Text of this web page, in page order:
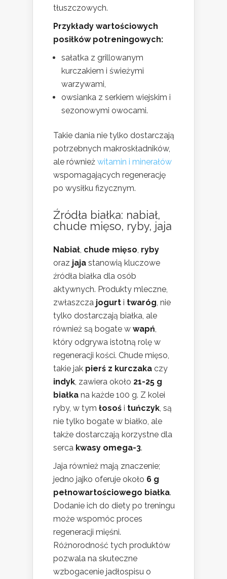
tłuszczowych.
Przykłady wartościowych
posiłków potreningowych:
sałatka z grillowanym
kurczakiem i świeżymi
warzywami,
owsianka z serkiem wiejskim i
sezonowymi owocami.
Takie dania nie tylko dostarczają
potrzebnych makroskładników,
ale również witamin i minerałów
wspomagających regenerację
po wysiłku fizycznym.
Źródła białka: nabiał,
chude mięso, ryby, jaja
Nabiał chude mięso ryby
oraz jaja stanowią kluczowe
źródła białka dla osób
aktywnych. Produkty mleczne,
zwłaszcza jogurt i twaróg , nie
tylko dostarczają białka, ale
również są bogate w wapń
który odgrywa istotną rolę w
regeneracji kości. Chude mięso,
takie jak pierś z kurczaka czy
indyk , zawiera około 21-25 g
białka na każde 100 g. Z kolei
ryby, w tym łosoś i tuńczyk , są
nie tylko bogate w białko, ale
także dostarczają korzystne dla
serca kwasy omega-3.
Jaja również mają znaczenie;
jedno jajko oferuje około 6 g
pełnowartościowego białka.
Dodanie ich do diety po treningu
może wspomóc proces
regeneracji mięśni.
Różnorodność tych produktów
pozwala na skuteczne
wzbogacenie jadłospisu o